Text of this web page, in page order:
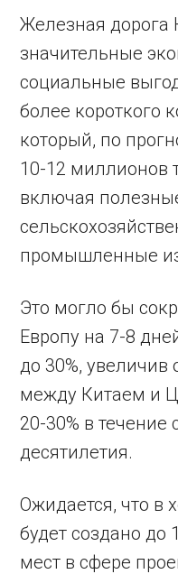
Железная дорога
значительные
социальные
более короткого
который, по
10-12 миллионов
включая
промышленные
Это могло бы
Европу на 7-8
до 30%,
между Китаем и
20-30% в
десятилетия.
Ожидается, что в
будет создано до
мест в сфере